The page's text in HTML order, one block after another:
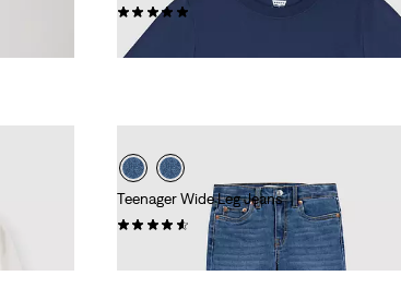
17,95 €
Teenager Wide Leg Jeans
(10)